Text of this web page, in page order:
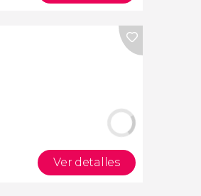
Ver detalles